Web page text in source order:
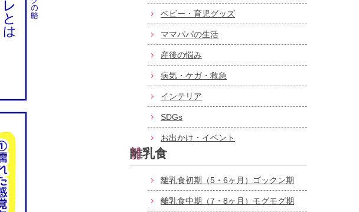
ベビー・育児グッズ
ママパパの生活
産後の悩み
病気・ケガ・救急
インテリア
SDGs
お出かけ・イベント
離乳食
離乳食初期（5・6ヶ月）ゴックン期
離乳食中期（7・8ヶ月）モグモグ期